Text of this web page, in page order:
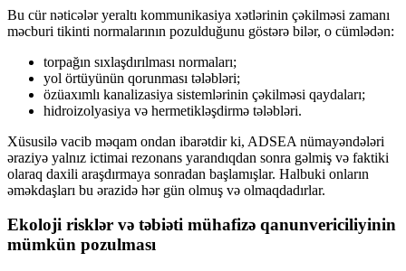
Bu cür nəticələr yeraltı kommunikasiya xətlərinin çəkilməsi zamanı
məcburi tikinti normalarının pozulduğunu göstərə bilər, o cümlədən:
torpağın sıxlaşdırılması normaları;
yol örtüyünün qorunması tələbləri;
özüaxımlı kanalizasiya sistemlərinin çəkilməsi qaydaları;
hidroizolyasiya və hermetikləşdirmə tələbləri.
Xüsusilə vacib məqam ondan ibarətdir ki, ADSEA nümayəndələri
əraziyə yalnız ictimai rezonans yarandıqdan sonra gəlmiş və faktiki
olaraq daxili araşdırmaya sonradan başlamışlar. Halbuki onların
əməkdaşları bu ərazidə hər gün olmuş və olmaqdadırlar.
Ekoloji risklər və təbiəti mühafizə qanunvericiliyinin
mümkün pozulması